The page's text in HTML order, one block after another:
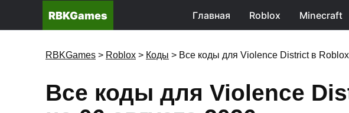
RBKGames Главная Roblox Minecraft
RBKGames > Roblox > Коды > Все коды для Violence District в Roblox
Все коды для Violence